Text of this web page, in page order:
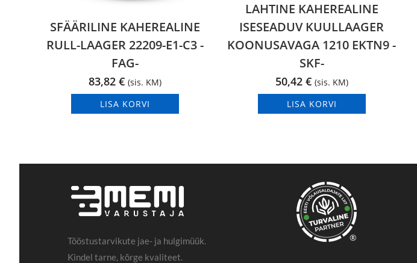
SFÄÄRILINE KAHEREALINE
RULL-LAAGER 22209-E1-C3 -
FAG-
83,82 € (sis. KM)
LISA KORVI
LAHTINE KAHEREALINE
ISESEADUV KUULLAAGER
KOONUSAVAGA 1210 EKTN9 -
SKF-
50,42 € (sis. KM)
LISA KORVI
Tööstustarvikute jae- ja hulgimüük.
Kindel tarne, kõrge kvaliteet.
®